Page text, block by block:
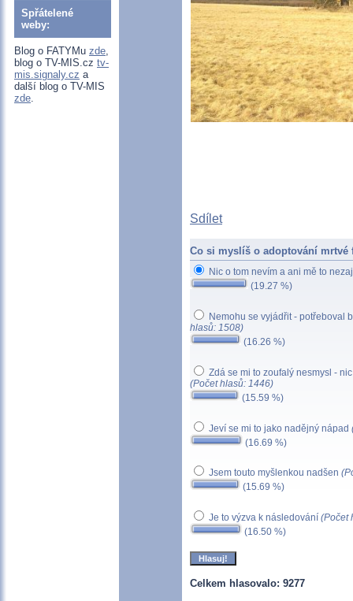
Spřátelené
weby:
Blog o FATYMu zde,
blog o TV-MIS.cz tv-
mis.signaly.cz a
další blog o TV-MIS
zde.
Sdílet
Co si myslíš o adoptování mrtvé
Nic o tom nevím a ani mě to
(19.27 %)
Nemohu se vyjádřit - potřeboval
hlasů: 1508)
(16.26 %)
Zdá se mi to zoufalý nesmysl -
(Počet hlasů: 1446)
(15.59 %)
Jeví se mi to jako nadějný nápad
(16.69 %)
Jsem touto myšlenkou nadšen
(15.69 %)
Je to výzva k následování (Počet
(16.50 %)
Celkem hlasovalo: 9277